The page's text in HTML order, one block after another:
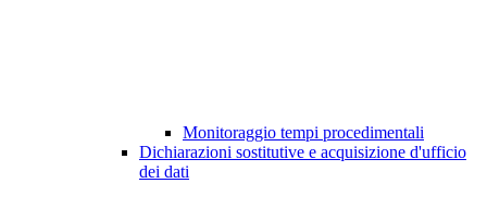
Monitoraggio tempi procedimentali
Dichiarazioni sostitutive e acquisizione d'ufficio
dei dati